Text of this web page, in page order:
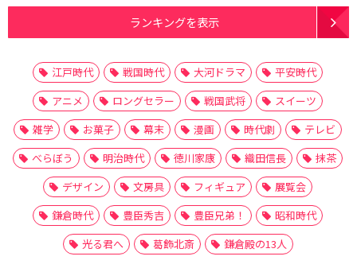
ランキングを表示
江戸時代 戦国時代 大河ドラマ
平安時代
アニメ
ロングセラー 戦国武将
スイーツ
雑学
お菓子 幕末 漫画 時代劇
テレビ
べらぼう
明治時代 徳川家康 織田信長
抹茶
デザイン
文房具 フィギュア
展覧会
鎌倉時代
豊臣秀吉 豊臣兄弟！
昭和時代
光る君へ
葛飾北斎 鎌倉殿の13人